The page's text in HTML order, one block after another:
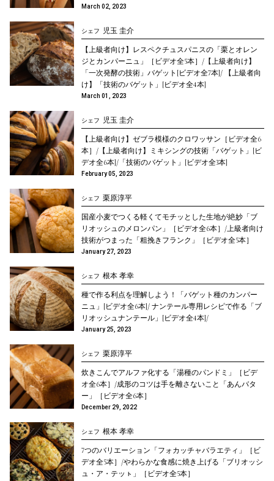
March 02, 2023
シェフ 児玉 圭介
【上級者向け】レスペクチュスパニスの「栗とオレン
ジとカンパーニュ」［ビデオ全5本］/【上級者向け】
「一次発酵の技術」バゲット[ビデオ全7本]/ 【上級者向
け】「技術のバゲット」[ビデオ全4本]
March 01, 2023
シェフ 児玉 圭介
【上級者向け】ゼブラ模様のクロワッサン［ビデオ全6
本］/【上級者向け】ミキシングの技術「バゲット」[ビ
デオ全6本]/「技術のバゲット」[ビデオ全3本]
February 05, 2023
シェフ 栗原淳平
国産小麦でつくる軽くてモチッとした生地が絶妙「ブ
リオッシュのメロンパン」［ビデオ全6本］/上級者向け
技術がつまった「粗挽きフランク」［ビデオ全5本］
January 27, 2023
シェフ 根本 孝幸
種で作る利点を理解しよう！「バゲット種のカンパー
ニュ」[ビデオ全6本]/ ナンテール専用レシピで作る「ブ
リオッシュナンテール」[ビデオ全4本]/
January 25, 2023
シェフ 栗原淳平
炊きこんでアルファ化する「湯種のパンドミ」［ビデ
オ全6本］/成形のコツは手を離さないこと「あんバタ
ー」［ビデオ全6本］
December 29, 2022
シェフ 根本 孝幸
7つのバリエーション「フォカッチャバラエティ」［ビ
デオ全5本］/やわらかな食感に焼き上げる「ブリオッシ
ュ・ア・テッㇳ」［ビデオ全5本］